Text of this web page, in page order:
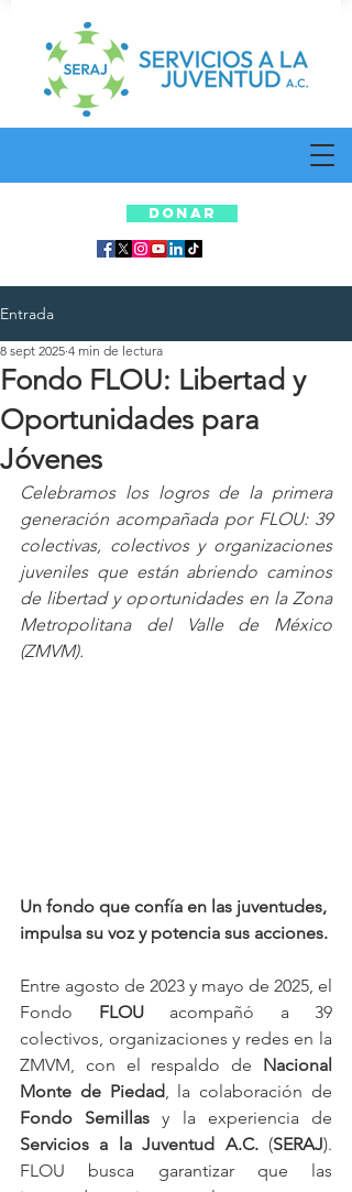
DONAR
Entrada
Fondo FLOU: Libertad y
Oportunidades para
Jóvenes
8 sept 2025 4 min de lectura
Celebramos los logros de la primera
generación acompañada por FLOU: 39
colectivas, colectivos y organizaciones
juveniles que están abriendo caminos
de libertad y oportunidades en la Zona
Metropolitana del Valle de México
(ZMVM).
Un fondo que confía en las juventudes,
impulsa su voz y potencia sus acciones.
Entre agosto de 2023 y mayo de 2025, el
Fondo FLOU acompañó a 39
colectivos, organizaciones y redes en la
ZMVM, con el respaldo de Nacional
Monte de Piedad
Fondo Semillas
Servicios a la Juventud A.C. (SERAJ).
FLOU busca garantizar que las